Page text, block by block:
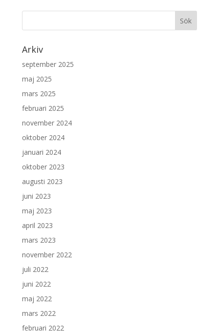
Arkiv
september 2025
maj 2025
mars 2025
februari 2025
november 2024
oktober 2024
januari 2024
oktober 2023
augusti 2023
juni 2023
maj 2023
april 2023
mars 2023
november 2022
juli 2022
juni 2022
maj 2022
mars 2022
februari 2022